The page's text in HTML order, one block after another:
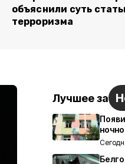
объяснили суть
терроризма
Лучшее за